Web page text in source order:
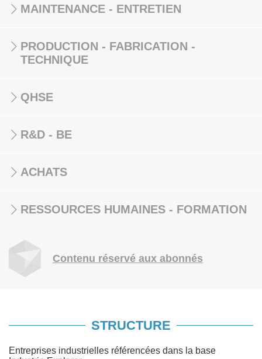
MAINTENANCE - ENTRETIEN
PRODUCTION - FABRICATION -
TECHNIQUE
QHSE
R&D - BE
ACHATS
RESSOURCES HUMAINES - FORMATION
Contenu réservé aux abonnés
STRUCTURE
Entreprises industrielles référencées dans la base